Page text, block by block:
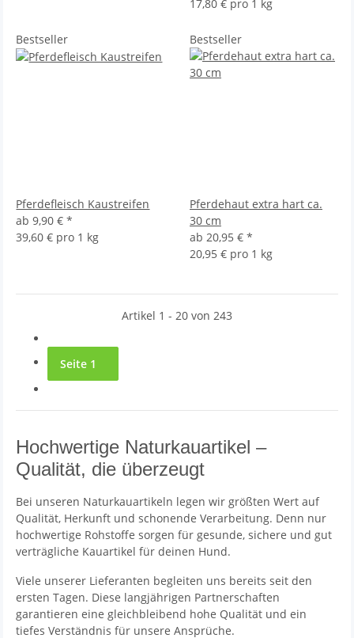
17,80 € pro 1 kg
Bestseller
Pferdefleisch Kaustreifen
ab9,90 €*
39,60 € pro 1 kg
Bestseller
Pferdehaut extra hart ca.
30 cm
ab 20,95 € *
20,95 € pro 1 kg
Artikel 1 - 20 von 243
Seite 1
Hochwertige Naturkauartikel –
Qualität, die überzeugt
Bei unseren Naturkauartikeln legen wir größten Wert auf
Qualität, Herkunft und schonende Verarbeitung. Denn nur
hochwertige Rohstoffe sorgen für gesunde, sichere und gut
verträgliche Kauartikel für deinen Hund.
Viele unserer Lieferanten begleiten uns bereits seit den
ersten Tagen. Diese langjährigen Partnerschaften
garantieren eine gleichbleibend hohe Qualität und ein
tiefes Verständnis für unsere Ansprüche.